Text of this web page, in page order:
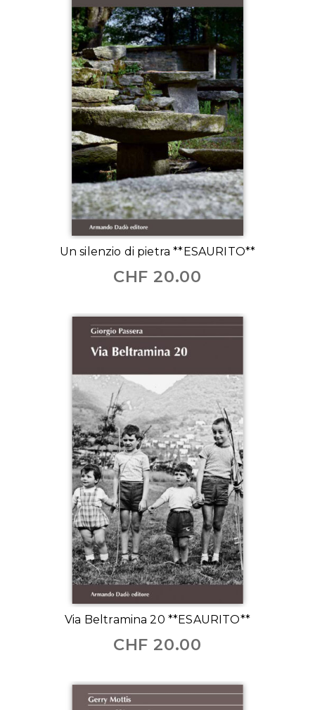
Un silenzio di pietra **ESAURITO**
CHF 20.00
Via Beltramina 20 **ESAURITO**
CHF 20.00